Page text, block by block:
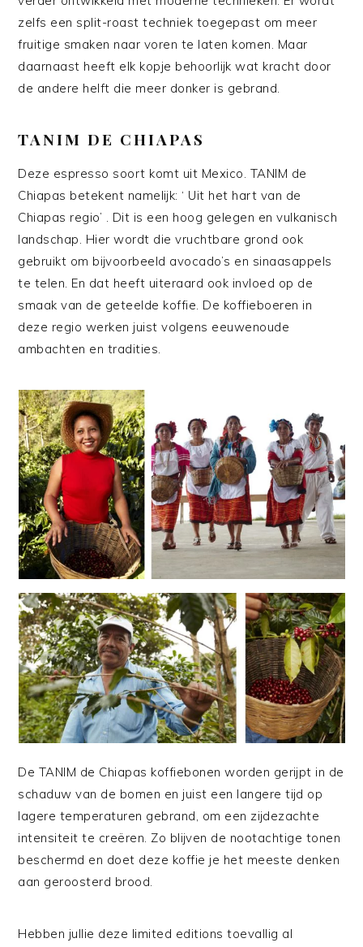
zelfs een split-roast techniek toegepast om meer
fruitige smaken naar voren te laten komen. Maar
daarnaast heeft elk kopje behoorlijk wat kracht door
de andere helft die meer donker is gebrand.
TANIM DE CHIAPAS
Deze espresso soort komt uit Mexico. TANIM de
Chiapas betekent namelijk: ‘ Uit het hart van de
Chiapas regio’ . Dit is een hoog gelegen en vulkanisch
landschap. Hier wordt die vruchtbare grond ook
gebruikt om bijvoorbeeld avocado’s en sinaasappels
te telen. En dat heeft uiteraard ook invloed op de
smaak van de geteelde koffie. De koffieboeren in
deze regio werken juist volgens eeuwenoude
ambachten en tradities.
De TANIM de Chiapas koffiebonen worden gerijpt in de
schaduw van de bomen en juist een langere tijd op
lagere temperaturen gebrand, om een zijdezachte
intensiteit te creëren. Zo blijven de nootachtige tonen
beschermd en doet deze koffie je het meeste denken
aan geroosterd brood.
Hebben jullie deze limited editions toevallig al